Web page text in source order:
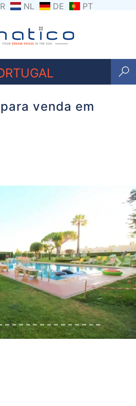
NL DE PT
venda em
Next